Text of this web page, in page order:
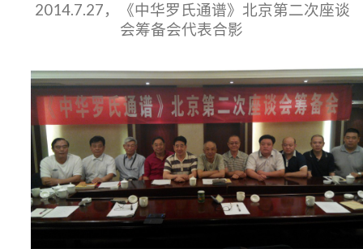
2014.7.27，《中华罗氏通谱》北京第二次座谈
会筹备会代表合影